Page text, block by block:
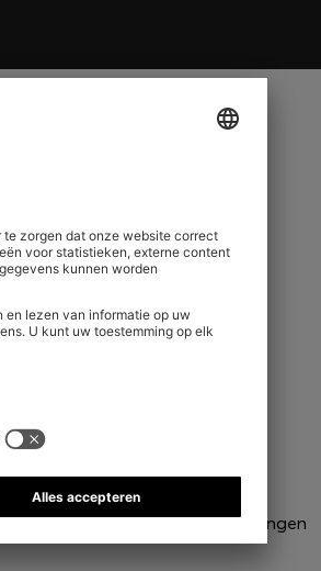
Retouren
Verzending
HUGO BOSS Aanbiedingen